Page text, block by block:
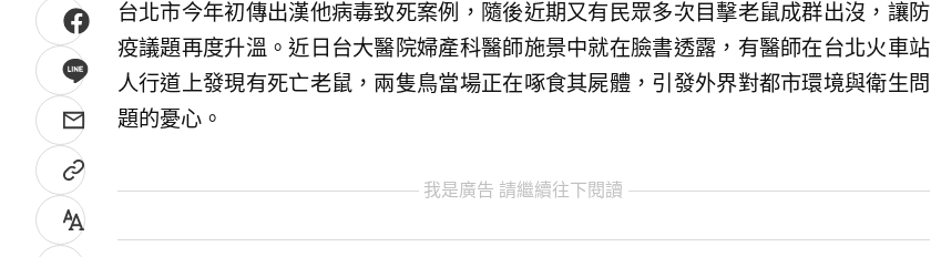
台北市今年初傳出漢他病毒致死案例，隨後近期又有民眾多次目擊老鼠成群出沒，讓防
疫議題再度升溫。近日台大醫院婦產科醫師施景中就在臉書透露，有醫師在台北火車站
人行道上發現有死亡老鼠，兩隻鳥當場正在啄食其屍體，引發外界對都市環境與衛生問
題的憂心。
我是廣告 請繼續往下閱讀